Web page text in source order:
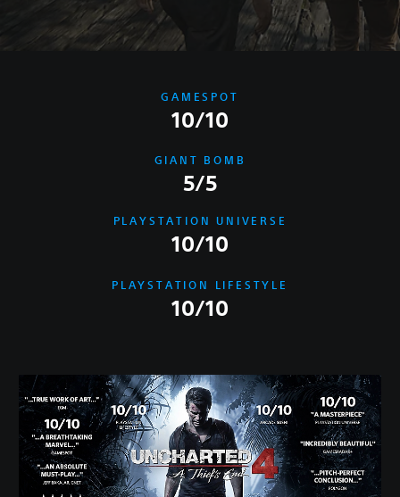
GAMESPOT
10/10
GIANT BOMB
5/5
PLAYSTATION UNIVERSE
10/10
PLAYSTATION LIFESTYLE
10/10